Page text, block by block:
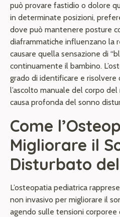
può provare fastidio o dolore
in determinate posizioni,
dove può mantenere posture
diaframmatiche influenzano la
causare quella sensazione di
continuamente il bambino.
grado di identificare e
l’ascolto manuale del corpo
causa profonda del sonno
Come
Migliorare il
Disturbato
L’osteopatia pediatrica
non invasivo per migliorare il
agendo sulle tensioni